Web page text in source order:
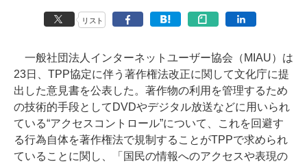
リスト
一般社団法人インターネットユーザー協会（MIAU）は
23日、TPP協定に伴う著作権法改正に関して文化庁に提
出した意見書を公表した。著作物の利用を管理するため
の技術的手段としてDVDやデジタル放送などに用いられ
ている“アクセスコントロール”について、これを回避す
る行為自体を著作権法で規制することがTPPで求められ
ていることに関し、「国民の情報へのアクセスや表現の